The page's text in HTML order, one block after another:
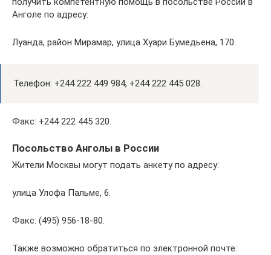
Анголе по адресу:
Луанда, район Мирамар, улица Хуари Бумедьена, 170.
Телефон: +244 222 449 984, +244 222 445 028.
Факс: +244 222 445 320.
Посольство Анголы в России
Жители Москвы могут подать анкету по адресу:
улица Улофа Пальме, 6.
Факс: (495) 956-18-80.
Также возможно обратиться по электронной почте: